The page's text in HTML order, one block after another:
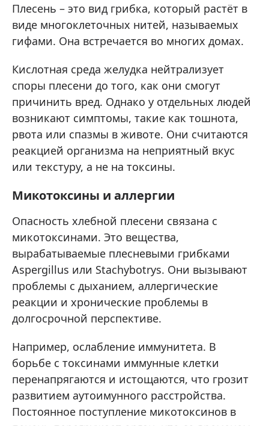
Плесень – это вид грибка, который растёт в
виде многоклеточных нитей, называемых
гифами. Она встречается во многих домах.
Кислотная среда желудка нейтрализует
споры плесени до того, как они смогут
причинить вред. Однако у отдельных людей
возникают симптомы, такие как тошнота,
рвота или спазмы в животе. Они считаются
реакцией организма на неприятный вкус
или текстуру, а не на токсины.
Микотоксины и аллергии
Опасность хлебной плесени связана с
микотоксинами. Это вещества,
вырабатываемые плесневыми грибками
Aspergillus или Stachybotrys. Они вызывают
проблемы с дыханием, аллергические
реакции и хронические проблемы в
долгосрочной перспективе.
Например, ослабление иммунитета. В
борьбе с токсинами иммунные клетки
перенапрягаются и истощаются, что грозит
развитием аутоимунного расстройства.
Постоянное поступление микотоксинов в